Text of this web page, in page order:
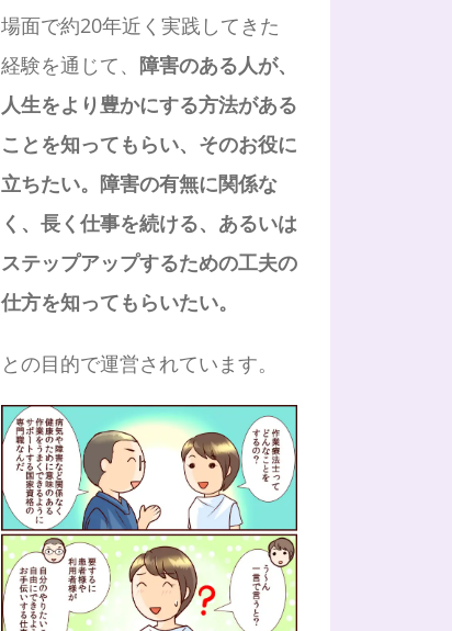
場面で約20年近く実践してきた
経験を通じて、 障害のある人が、
人生をより豊かにする方法がある
ことを知ってもらい、そのお役に
立ちたい。障害の有無に関係な
く、長く仕事を続ける、あるいは
ステップアップするための工夫の
仕方を知ってもらいたい。
との目的で運営されています。